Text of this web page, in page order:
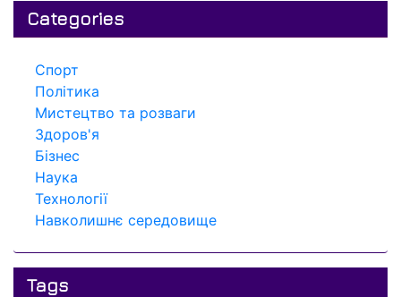
Categories
Спорт
Політика
Мистецтво та розваги
Здоров'я
Бізнес
Наука
Технології
Навколишнє середовище
Tags